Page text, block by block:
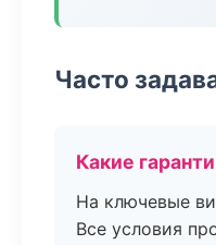
Часто
Какие
На ключевые
Все условия